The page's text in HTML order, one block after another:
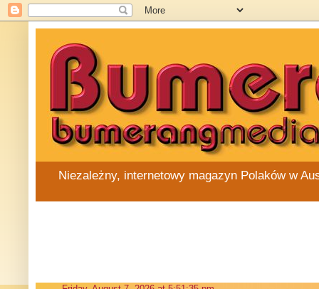
Niezależny, internetowy magazyn Polaków w